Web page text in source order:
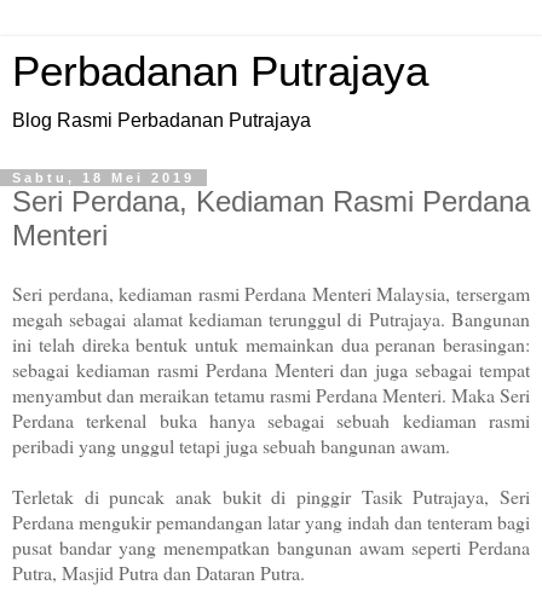
Perbadanan Putrajaya
Blog Rasmi Perbadanan Putrajaya
Sabtu, 18 Mei 2019
Seri Perdana, Kediaman Rasmi Perdana
Menteri
Seri perdana, kediaman rasmi Perdana Menteri Malaysia, tersergam
megah sebagai alamat kediaman terunggul di Putrajaya. Bangunan
ini telah direka bentuk untuk memainkan dua peranan berasingan:
sebagai kediaman rasmi Perdana Menteri dan juga sebagai tempat
menyambut dan meraikan tetamu rasmi Perdana Menteri. Maka Seri
Perdana terkenal buka hanya sebagai sebuah kediaman rasmi
peribadi yang unggul tetapi juga sebuah bangunan awam.
Terletak di puncak anak bukit di pinggir Tasik Putrajaya, Seri
Perdana mengukir pemandangan latar yang indah dan tenteram bagi
pusat bandar yang menempatkan bangunan awam seperti Perdana
Putra, Masjid Putra dan Dataran Putra.